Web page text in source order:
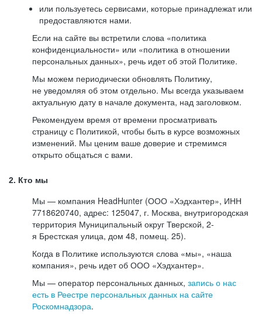
или пользуетесь сервисами, которые принадлежат или
предоставляются нами.
Если на сайте вы встретили слова «политика
конфиденциальности» или «политика в отношении
персональных данных», речь идет об этой Политике.
Мы можем периодически обновлять Политику,
не уведомляя об этом отдельно. Мы всегда указываем
актуальную дату в начале документа, над заголовком.
Рекомендуем время от времени просматривать
страницу с Политикой, чтобы быть в курсе возможных
изменений. Мы ценим ваше доверие и стремимся
открыто общаться с вами.
2. Кто мы
Мы — компания HeadHunter (ООО «Хэдхантер», ИНН
7718620740, адрес: 125047, г. Москва, внутригородская
территория Муниципальный округ Тверской, 2-
я Брестская улица, дом 48, помещ. 25).
Когда в Политике используются слова «мы», «наша
компания», речь идет об ООО «Хэдхантер».
Мы — оператор персональных данных, запись о нас
есть в Реестре персональных данных на сайте
Роскомнадзора.